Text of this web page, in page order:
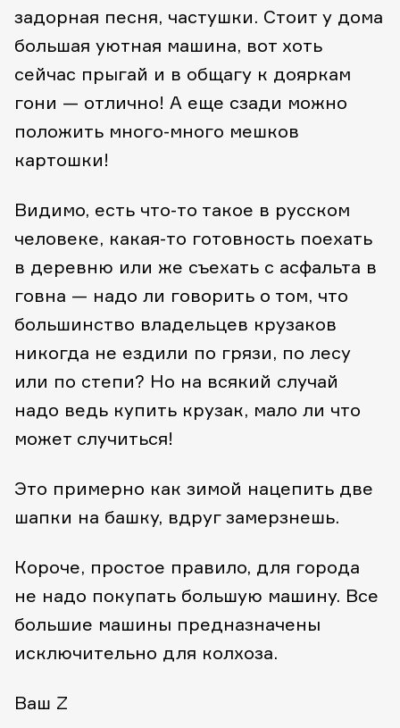
задорная песня, частушки. Стоит у дома
большая уютная машина, вот хоть
сейчас прыгай и в общагу к дояркам
гони — отлично! А еще сзади можно
положить много-много мешков
картошки!
Видимо, есть что-то такое в русском
человеке, какая-то готовность поехать
в деревню или же съехать с асфальта в
говна — надо ли говорить о том, что
большинство владельцев крузаков
никогда не ездили по грязи, по лесу
или по степи? Но на всякий случай
надо ведь купить крузак, мало ли что
может случиться!
Это примерно как зимой нацепить две
шапки на башку, вдруг замерзнешь.
Короче, простое правило, для города
не надо покупать большую машину. Все
большие машины предназначены
исключительно для колхоза.
Ваш Z